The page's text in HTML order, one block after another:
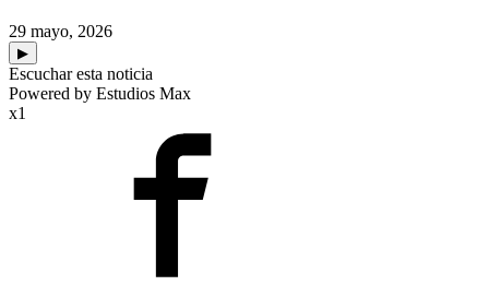
29 mayo, 2026
▶
Escuchar esta noticia
Powered by Estudios Max
x1